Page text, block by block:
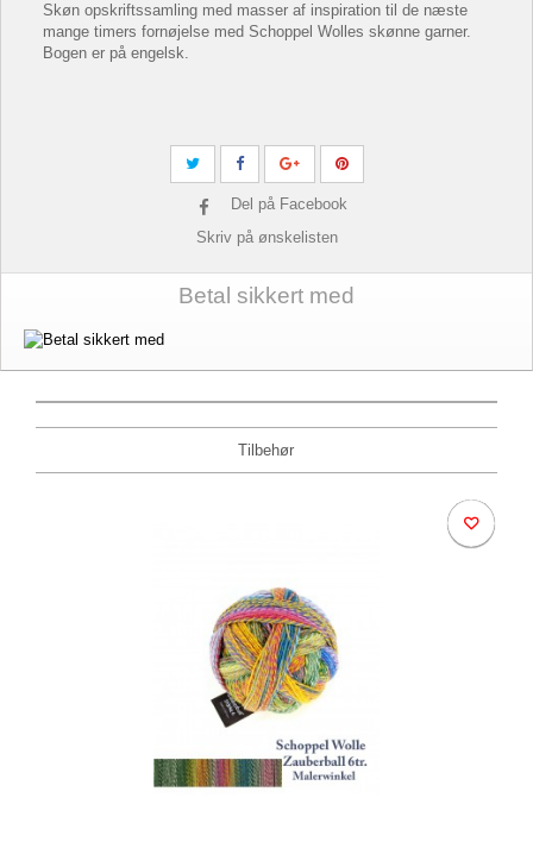
Skøn opskriftssamling med masser af inspiration til de næste
mange timers fornøjelse med Schoppel Wolles skønne garner.
Bogen er på engelsk.
Del på Facebook
Skriv på ønskelisten
Betal sikkert med
Tilbehør